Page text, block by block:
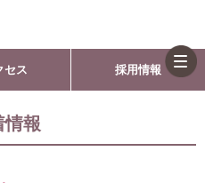
セス 採用情報
情報